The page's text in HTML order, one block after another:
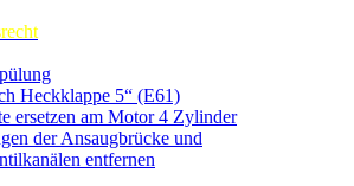
Heckklappe 5“ (E61)
ersetzen am Motor 4 Zylinder
der Ansaugbrücke und
entfernen